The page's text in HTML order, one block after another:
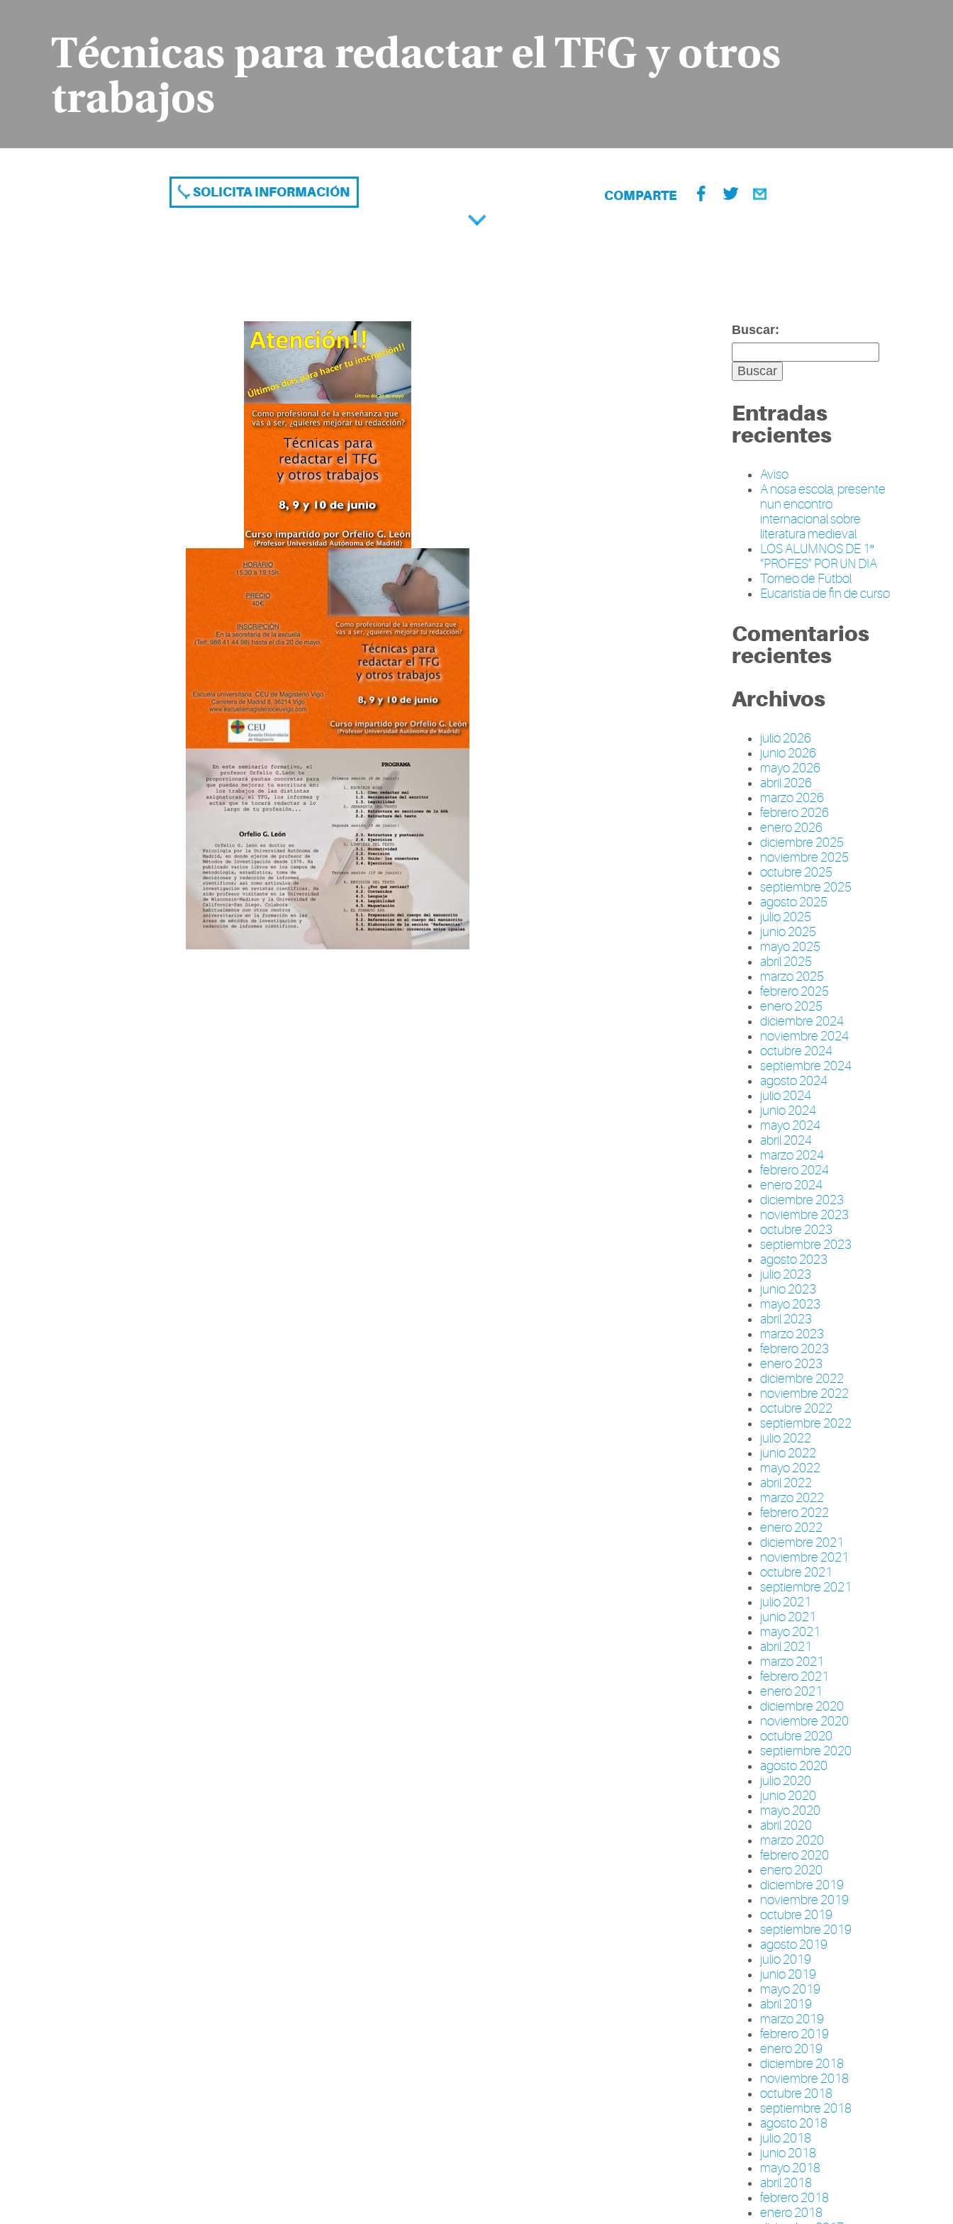
Técnicas para redactar el TFG y otros
trabajos
SOLICITA INFORMACIÓN COMPARTE
Buscar:
Entradas
recientes
Aviso
A nosa escola, presente
nun encontro
internacional sobre
literatura medieval
LOS ALUMNOS DE 1º
“PROFES” POR UN DIA
Torneo de Fútbol
Eucaristía de fin de curso
Comentarios
recientes
Archivos
julio 2026
junio 2026
mayo 2026
abril 2026
marzo 2026
febrero 2026
enero 2026
diciembre 2025
noviembre 2025
octubre 2025
septiembre 2025
agosto 2025
julio 2025
junio 2025
mayo 2025
abril 2025
marzo 2025
febrero 2025
enero 2025
diciembre 2024
noviembre 2024
octubre 2024
septiembre 2024
agosto 2024
julio 2024
junio 2024
mayo 2024
abril 2024
marzo 2024
febrero 2024
enero 2024
diciembre 2023
noviembre 2023
octubre 2023
septiembre 2023
agosto 2023
julio 2023
junio 2023
mayo 2023
abril 2023
marzo 2023
febrero 2023
enero 2023
diciembre 2022
noviembre 2022
octubre 2022
septiembre 2022
julio 2022
junio 2022
mayo 2022
abril 2022
marzo 2022
febrero 2022
enero 2022
diciembre 2021
noviembre 2021
octubre 2021
septiembre 2021
julio 2021
junio 2021
mayo 2021
abril 2021
marzo 2021
febrero 2021
enero 2021
diciembre 2020
noviembre 2020
octubre 2020
septiembre 2020
agosto 2020
julio 2020
junio 2020
mayo 2020
abril 2020
marzo 2020
febrero 2020
enero 2020
diciembre 2019
noviembre 2019
octubre 2019
septiembre 2019
agosto 2019
julio 2019
junio 2019
mayo 2019
abril 2019
marzo 2019
febrero 2019
enero 2019
diciembre 2018
noviembre 2018
octubre 2018
septiembre 2018
agosto 2018
julio 2018
junio 2018
mayo 2018
abril 2018
febrero 2018
enero 2018